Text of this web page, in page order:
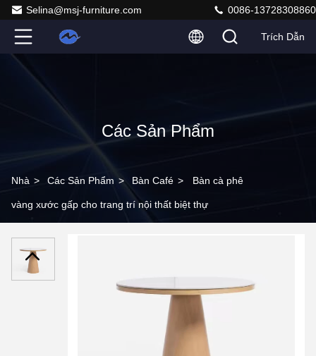
Selina@msj-furniture.com 0086-13728308860
Trích Dẫn
Các Sản Phẩm
Nhà > Các Sản Phẩm > Bàn Café > Bàn cà phê
vàng xước gấp cho trang trí nội thất biệt thự